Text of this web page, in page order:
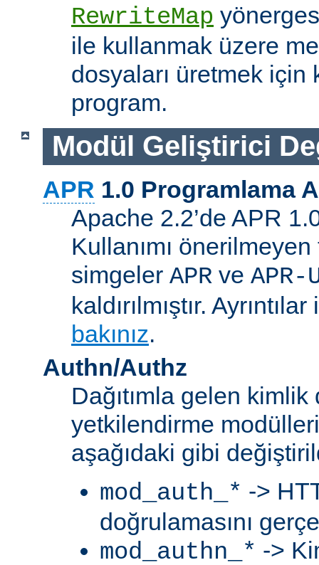
RewriteMap
ile kullanmak üzere
dosyaları üretmek için
program.
Modül Geliştirici
APR 1.0 Programlama
Apache 2.2’de APR
Kullanımı
simgeler APR ve
kaldırılmıştır.
bakınız.
Authn/Authz
Dağıtımla gelen
yetkilendirme
aşağıdaki gibi
mod_auth_* ->
doğrulamasını
mod_authn_* ->